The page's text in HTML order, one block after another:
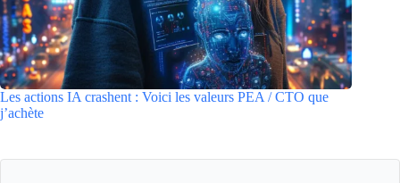
Les actions IA crashent : Voici les valeurs PEA / CTO que
j’achète